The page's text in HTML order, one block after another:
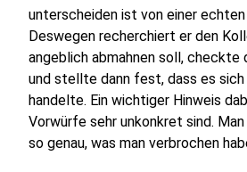
unterscheiden ist von einer echten
Deswegen recherchiert er den
angeblich abmahnen soll,
und stellte dann fest, dass es sich
handelte. Ein wichtiger Hinweis
Vorwürfe sehr unkonkret sind.
so genau, was man verbrochen